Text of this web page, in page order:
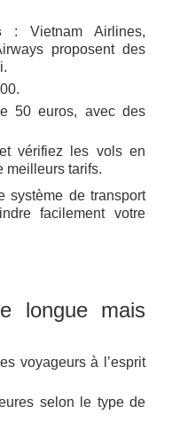
: Vietnam Airlines,
proposent des
50 euros, avec des
vérifiez les vols en
meilleurs tarifs.
de transport
facilement votre
longue mais
voyageurs à l’esprit
selon le type de